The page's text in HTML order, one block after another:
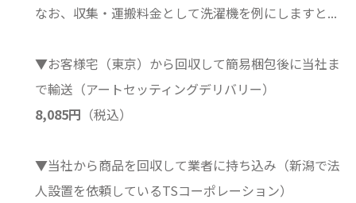
なお、収集・運搬料金として洗濯機を例にしますと...
▼お客様宅（東京）から回収して簡易梱包後に当社ま
で輸送（アートセッティングデリバリー）
8,085円 （税込）
▼当社から商品を回収して業者に持ち込み（新潟で法
人設置を依頼しているTSコーポレーション）